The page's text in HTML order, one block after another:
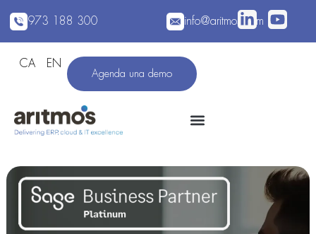
973 188 300 info@aritmos.com
CA EN
Agenda una demo